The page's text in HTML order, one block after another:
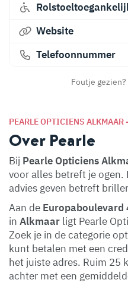
PEARLE OPTICIENS ALKMAAR
Over Pearle
Bij Pearle Opticiens
voor alles betreft je ogen.
advies geven betreft
Aan de Europaboulevard
in Alkmaar ligt Pearle
Zoek je in de categorie
kunt betalen met een
het juiste adres. Ruim 25
achter met een
Website
Telefoonnummer
Foutje gezien?